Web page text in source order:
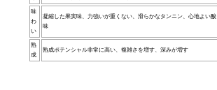
味
わ
い
凝縮した果実味、力強いが重くない、滑らかなタンニン、心地よい酸
味
熟
成
熟成ポテンシャル非常に高い、複雑さを増す、深みが増す